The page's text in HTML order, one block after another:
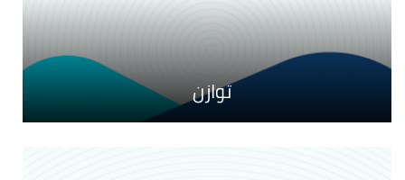
صيف 2026
توازن
أطايب الكلام